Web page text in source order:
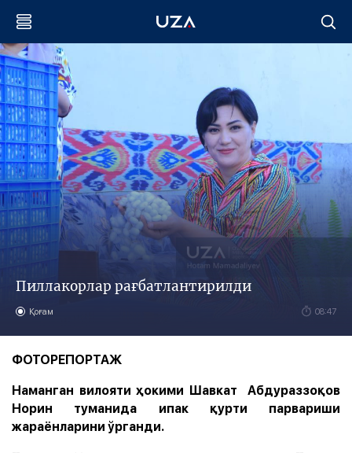
Пиллакорлар рағбатлантирилди
Қоғам 08:47
ФОТОРЕПОРТАЖ
Наманган вилояти ҳокими Шавкат Абдураззоқов
Норин туманида ипак қурти парвариши
жараёнларини ўрганди.